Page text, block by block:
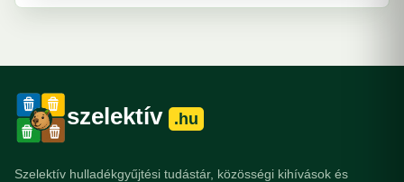
szelektív .hu
Szelektív hulladékgyűjtési tudástár, közösségi kihívások és